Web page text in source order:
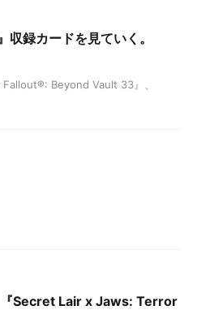
録カードを見ていく。
Beyond Vault 33』、
『Secret Lair x Jaws: Terror